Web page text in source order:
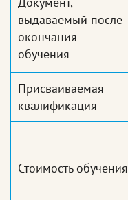
выдаваемый после
окончания
обучения
Присваиваемая
квалификация
Стоимость обучения